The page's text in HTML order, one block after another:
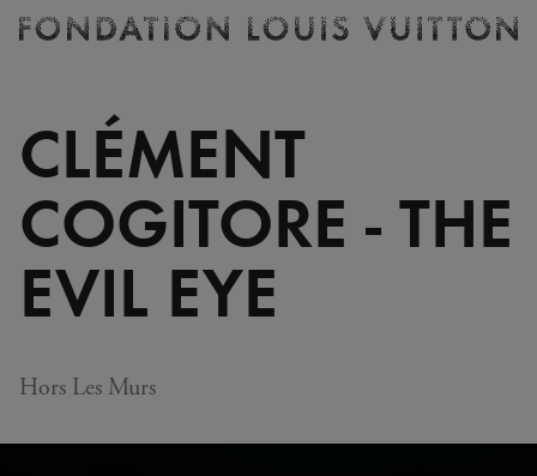
-
Accueil
CLÉMENT
COGITORE - THE
EVIL EYE
Hors Les Murs
Billetterie